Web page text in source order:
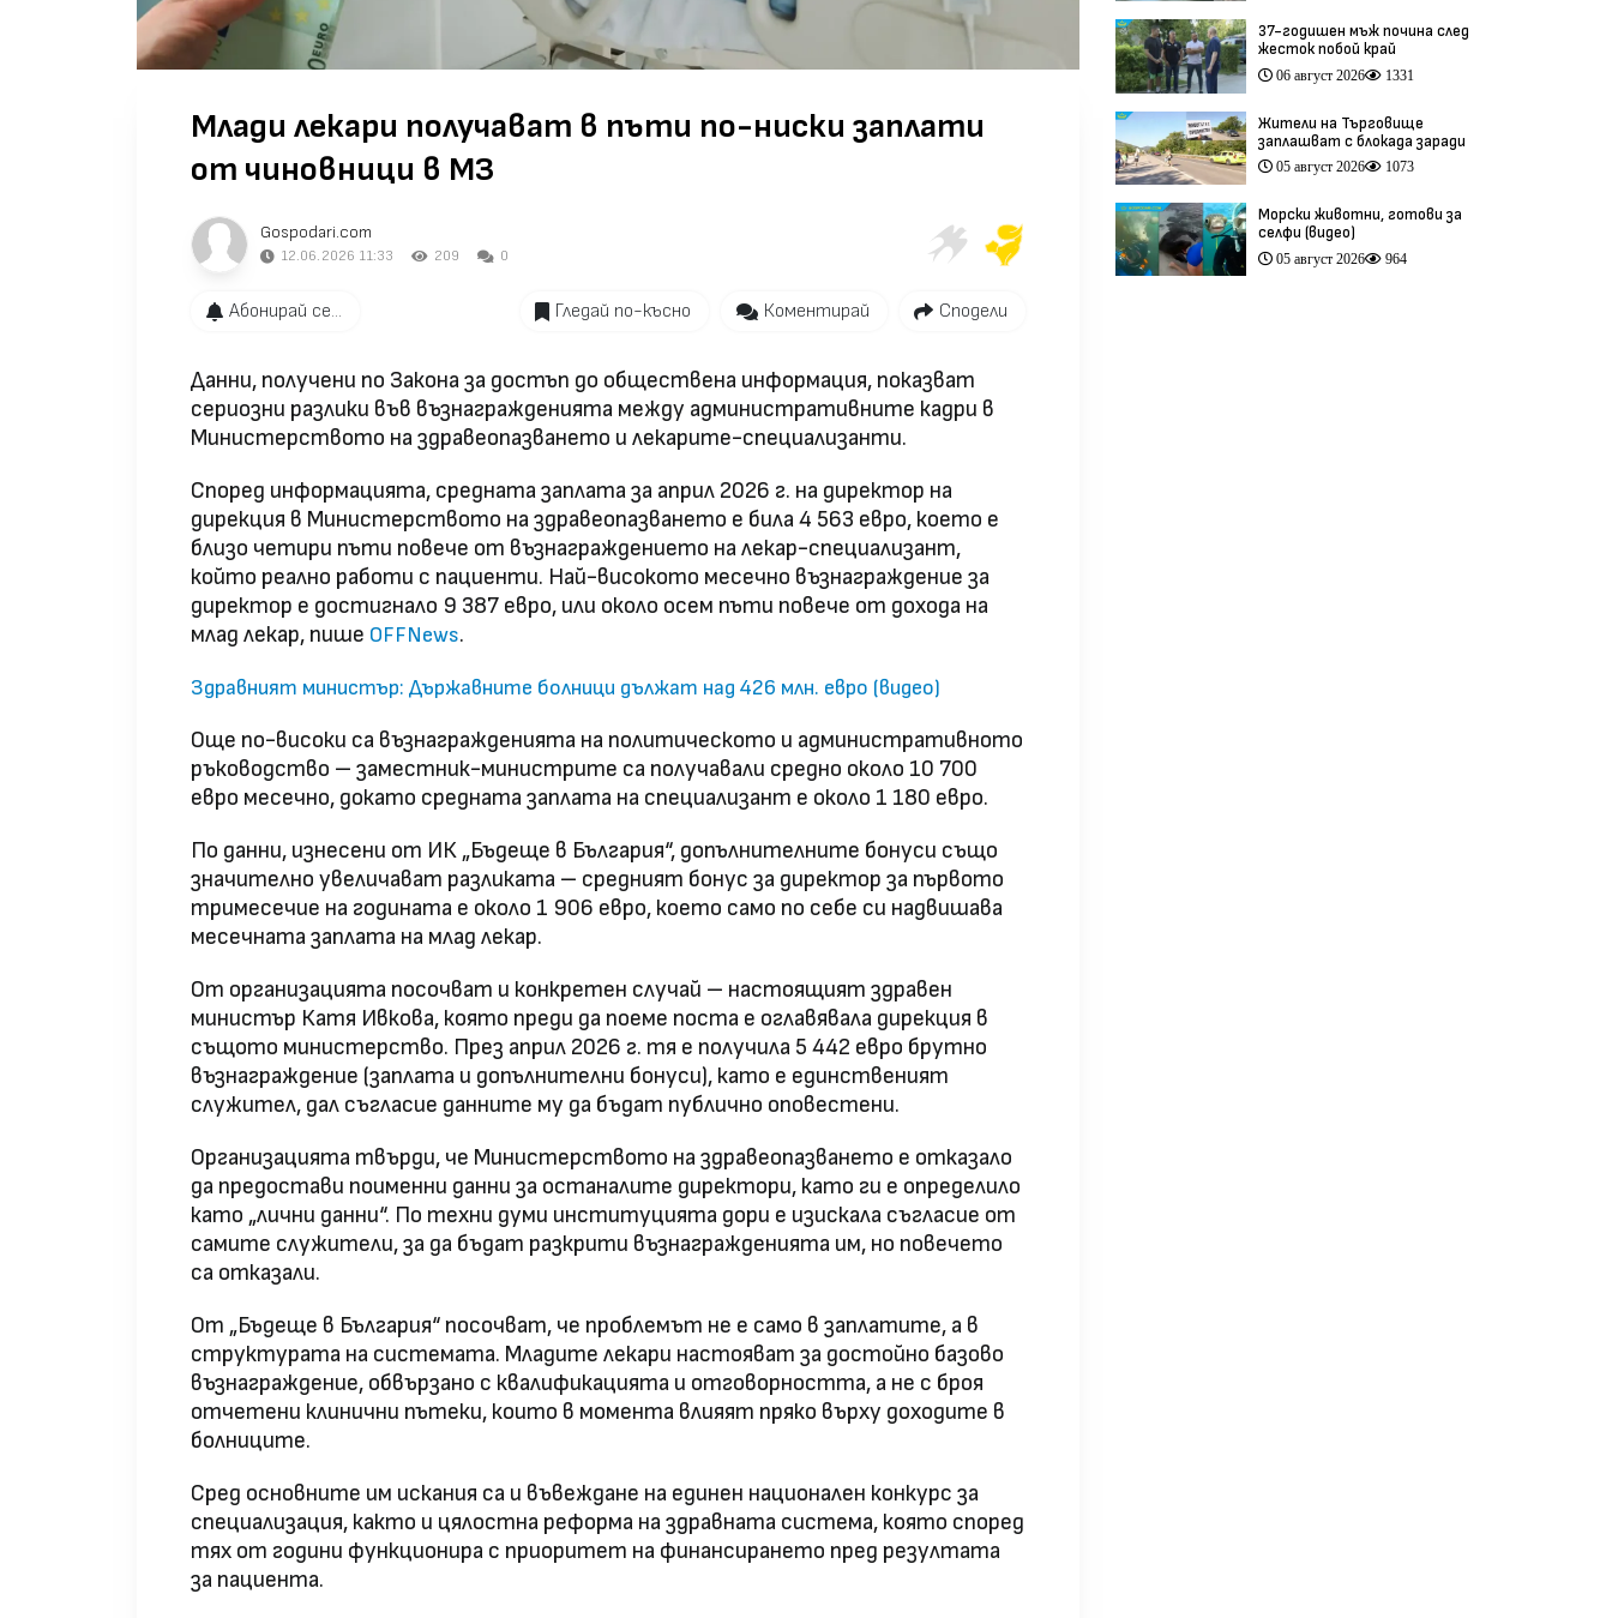
Млади лекари получават в пъти по-ниски заплати
от чиновници в МЗ
Gospodari.com
12.06.2026 11:33 209 0
Абонирай се... Гледай по-късно Коментирай Сподели
Данни, получени по Закона за достъп до обществена информация, показват
сериозни разлики във възнагражденията между административните кадри в
Министерството на здравеопазването и лекарите-специализанти.
Според информацията, средната заплата за април 2026 г. на директор на
дирекция в Министерството на здравеопазването е била 4 563 евро, което е
близо четири пъти повече от възнаграждението на лекар-специализант,
който реално работи с пациенти. Най-високото месечно възнаграждение за
директор е достигнало 9 387 евро, или около осем пъти повече от дохода на
млад лекар, пише OFFNews.
Здравният министър: Държавните болници дължат над 426 млн. евро (видео)
Още по-високи са възнагражденията на политическото и административното
ръководство – заместник-министрите са получавали средно около 10 700
евро месечно, докато средната заплата на специализант е около 1 180 евро.
По данни, изнесени от ИК „Бъдеще в България“, допълнителните бонуси също
значително увеличават разликата – средният бонус за директор за първото
тримесечие на годината е около 1 906 евро, което само по себе си надвишава
месечната заплата на млад лекар.
От организацията посочват и конкретен случай – настоящият здравен
министър Катя Ивкова, която преди да поеме поста е оглавявала дирекция в
същото министерство. През април 2026 г. тя е получила 5 442 евро брутно
възнаграждение (заплата и допълнителни бонуси), като е единственият
служител, дал съгласие данните му да бъдат публично оповестени.
Организацията твърди, че Министерството на здравеопазването е отказало
да предостави поименни данни за останалите директори, като ги е определило
като „лични данни“. По техни думи институцията дори е изискала съгласие от
самите служители, за да бъдат разкрити възнагражденията им, но повечето
са отказали.
От „Бъдеще в България“ посочват, че проблемът не е само в заплатите, а в
структурата на системата. Младите лекари настояват за достойно базово
възнаграждение, обвързано с квалификацията и отговорността, а не с броя
отчетени клинични пътеки, които в момента влияят пряко върху доходите в
болниците.
Сред основните им искания са и въвеждане на единен национален конкурс за
специализация, както и цялостна реформа на здравната система, която според
тях от години функционира с приоритет на финансирането пред резултата
за пациента.
37-годишен мъж почина след
жесток побой край
Младежкия хълм в Пловдив
(видео)
06 август 2026 1331
Жители на Търговище
заплашват с блокада заради
опасен участък на пътя
София–Варна (видео)
05 август 2026 1073
Морски животни, готови за
селфи (видео)
05 август 2026 964